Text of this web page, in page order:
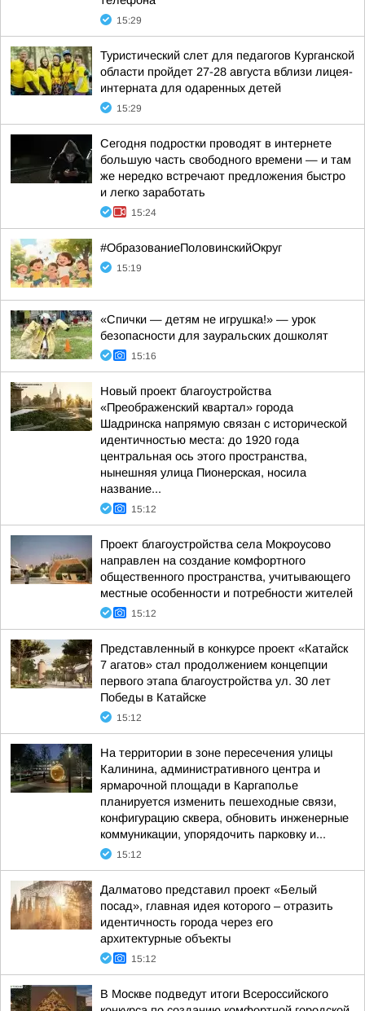
15:29
Туристический слет для педагогов Курганской
области пройдет 27-28 августа вблизи лицея-
интерната для одаренных детей
15:29
Сегодня подростки проводят в интернете
большую часть свободного времени — и там
же нередко встречают предложения быстро
и легко заработать
15:24
#ОбразованиеПоловинскийОкруг
15:19
«Спички — детям не игрушка!» — урок
безопасности для зауральских дошколят
15:16
Новый проект благоустройства
«Преображенский квартал» города
Шадринска напрямую связан с исторической
идентичностью места: до 1920 года
центральная ось этого пространства,
нынешняя улица Пионерская, носила
название...
15:12
Проект благоустройства села Мокроусово
направлен на создание комфортного
общественного пространства, учитывающего
местные особенности и потребности жителей
15:12
Представленный в конкурсе проект «Катайск
7 агатов» стал продолжением концепции
первого этапа благоустройства ул. 30 лет
Победы в Катайске
15:12
На территории в зоне пересечения улицы
Калинина, административного центра и
ярмарочной площади в Каргаполье
планируется изменить пешеходные связи,
конфигурацию сквера, обновить инженерные
коммуникации, упорядочить парковку и...
15:12
Далматово представил проект «Белый
посад», главная идея которого – отразить
идентичность города через его
архитектурные объекты
15:12
В Москве подведут итоги Всероссийского